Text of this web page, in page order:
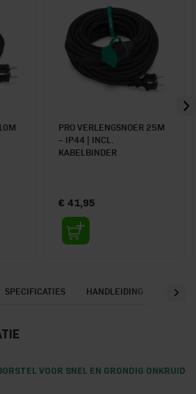
PRO VERLENGSNOER 25M
– IP44 | INCL.
KABELBINDER
€ 41,95
SPECIFICATIES HANDLEIDING
VOOR SNEL EN GRONDIG ONKRUID